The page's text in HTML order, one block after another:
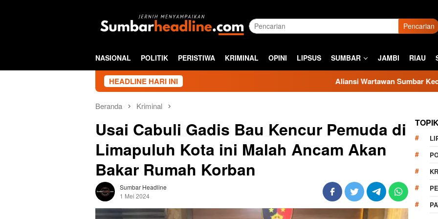
Pencarian
NASIONAL POLITIK PERISTIWA KRIMINAL OPINI LIPSUS SUMBAR JAMBI RIAU
HEADLINE HARI INI Aliansi Wartawan Sumbar Kecam Sikap
Beranda Kriminal
Usai Cabuli Gadis Bau Kencur Pemuda di
Limapuluh Kota ini Malah Ancam Akan
Bakar Rumah Korban
Sumbar Headline
1 Mei 2024